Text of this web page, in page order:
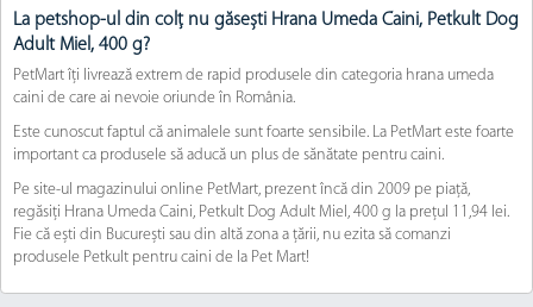
La petshop-ul din colț nu găsești Hrana Umeda Caini, Petkult Dog
Adult Miel, 400 g?
PetMart îți livrează extrem de rapid produsele din categoria hrana umeda
caini de care ai nevoie oriunde în România.
Este cunoscut faptul că animalele sunt foarte sensibile. La PetMart este foarte
important ca produsele să aducă un plus de sănătate pentru caini.
Pe site-ul magazinului online PetMart, prezent încă din 2009 pe piață,
regăsiți Hrana Umeda Caini, Petkult Dog Adult Miel, 400 g la prețul 11,94 lei.
Fie că ești din București sau din altă zona a țării, nu ezita să comanzi
produsele Petkult pentru caini de la Pet Mart!